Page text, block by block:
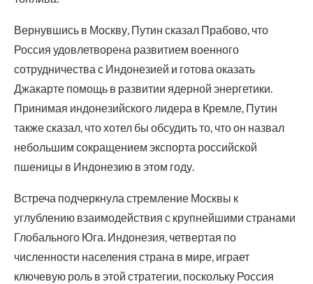
Вернувшись в Москву, Путин сказал Прабово, что
Россия удовлетворена развитием военного
сотрудничества с Индонезией и готова оказать
Джакарте помощь в развитии ядерной энергетики.
Принимая индонезийского лидера в Кремле, Путин
также сказал, что хотел бы обсудить то, что он назвал
небольшим сокращением экспорта российской
пшеницы в Индонезию в этом году.
Встреча подчеркнула стремление Москвы к
углублению взаимодействия с крупнейшими странами
Глобального Юга. Индонезия, четвертая по
численности населения страна в мире, играет
ключевую роль в этой стратегии, поскольку Россия